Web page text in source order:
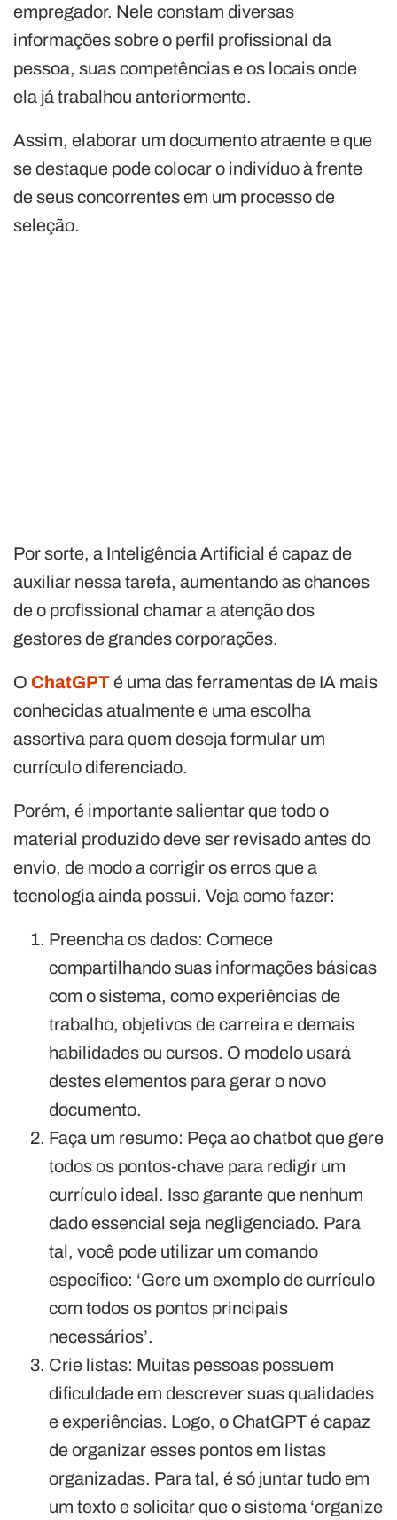
empregador. Nele constam diversas
informações sobre o perfil profissional da
pessoa, suas competências e os locais onde
ela já trabalhou anteriormente.
Assim, elaborar um documento atraente e que
se destaque pode colocar o indivíduo à frente
de seus concorrentes em um processo de
seleção.
Por sorte, a Inteligência Artificial é capaz de
auxiliar nessa tarefa, aumentando as chances
de o profissional chamar a atenção dos
gestores de grandes corporações.
O ChatGPTé uma das ferramentas de IA mais
conhecidas atualmente e uma escolha
assertiva para quem deseja formular um
currículo diferenciado.
Porém, é importante salientar que todo o
material produzido deve ser revisado antes do
envio, de modo a corrigir os erros que a
tecnologia ainda possui. Veja como fazer:
Preencha os dados: Comece
compartilhando suas informações básicas
com o sistema, como experiências de
trabalho, objetivos de carreira e demais
habilidades ou cursos. O modelo usará
destes elementos para gerar o novo
documento.
Faça um resumo: Peça ao chatbot que gere
todos os pontos-chave para redigir um
currículo ideal. Isso garante que nenhum
dado essencial seja negligenciado. Para
tal, você pode utilizar um comando
específico: ‘Gere um exemplo de currículo
com todos os pontos principais
necessários’.
Crie listas: Muitas pessoas possuem
dificuldade em descrever suas qualidades
e experiências. Logo, o ChatGPT é capaz
de organizar esses pontos em listas
organizadas. Para tal, é só juntar tudo em
um texto e solicitar que o sistema ‘organize